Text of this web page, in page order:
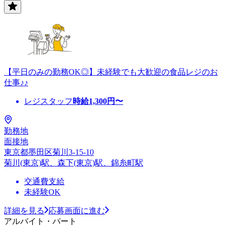
【平日のみの勤務OK◎】未経験でも大歓迎の食品レジのお
仕事♪♪
レジスタッフ 時給1,300円〜
勤務地
面接地
東京都墨田区菊川3-15-10
菊川(東京)駅、森下(東京)駅、錦糸町駅
交通費支給
未経験OK
詳細を見る
応募画面に進む
アルバイト・パート